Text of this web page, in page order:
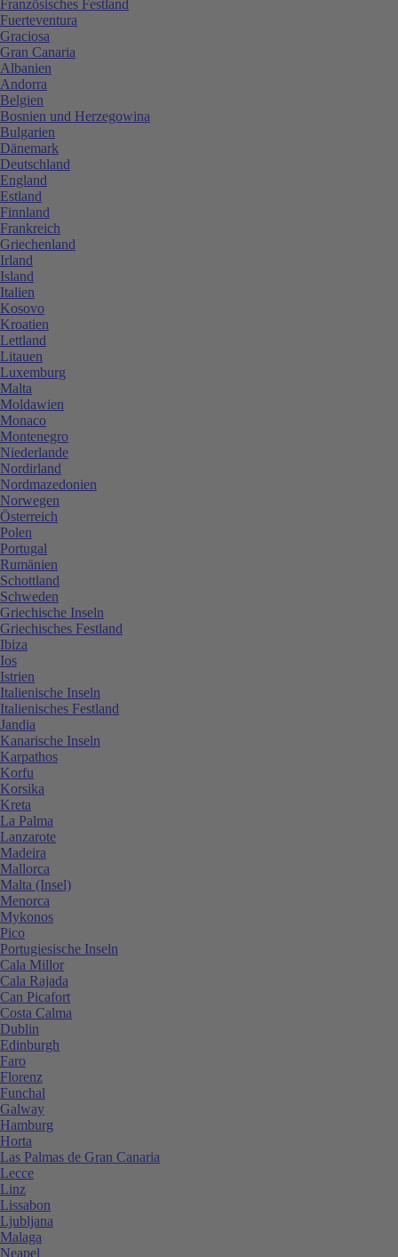
Französisches Festland
Fuerteventura
Graciosa
Gran Canaria
Albanien
Andorra
Belgien
Bosnien und Herzegowina
Bulgarien
Dänemark
Deutschland
England
Estland
Finnland
Frankreich
Griechenland
Irland
Island
Italien
Kosovo
Kroatien
Lettland
Litauen
Luxemburg
Malta
Moldawien
Monaco
Montenegro
Niederlande
Nordirland
Nordmazedonien
Norwegen
Österreich
Polen
Portugal
Rumänien
Schottland
Schweden
Griechische Inseln
Griechisches Festland
Ibiza
Ios
Istrien
Italienische Inseln
Italienisches Festland
Jandia
Kanarische Inseln
Karpathos
Korfu
Korsika
Kreta
La Palma
Lanzarote
Madeira
Mallorca
Malta (Insel)
Menorca
Mykonos
Pico
Portugiesische Inseln
Cala Millor
Cala Rajada
Can Picafort
Costa Calma
Dublin
Edinburgh
Faro
Florenz
Funchal
Galway
Hamburg
Horta
Las Palmas de Gran Canaria
Lecce
Linz
Lissabon
Ljubljana
Malaga
Neapel